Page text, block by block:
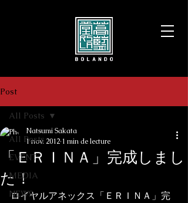
Post
All Posts
EVENT
MEDIA
NEWS
All Posts
「ＥＲＩＮＡ」完成しまし
た！
Natsumi Sakata
1 nov. 2012 1 min de lecture
ロイヤルアネックス「ＥＲＩＮＡ」完